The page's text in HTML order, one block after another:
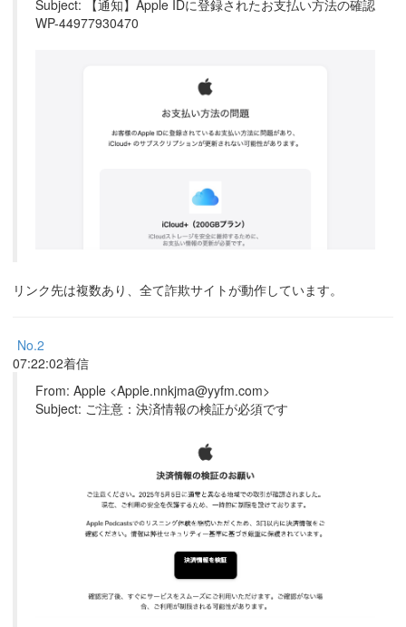
Subject: 【通知】Apple IDに登録されたお支払い方法の確認
WP-44977930470
リンク先は複数あり、全て詐欺サイトが動作しています。
No.2
07:22:02着信
From: Apple <Apple.nnkjma@yyfm.com>
Subject: ご注意：決済情報の検証が必須です